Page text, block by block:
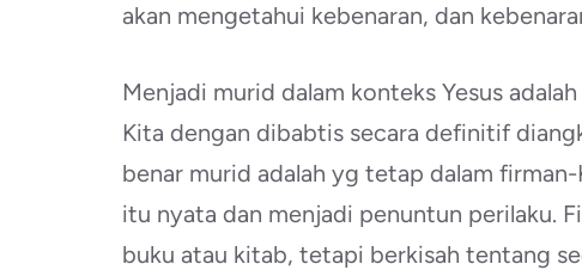
akan mengetahui kebenaran, dan
Menjadi murid dalam konteks Yesus
Kita dengan dibabtis secara definitif
benar murid adalah yg tetap dalam
itu nyata dan menjadi penuntun perilaku.
buku atau kitab, tetapi berkisah tentang